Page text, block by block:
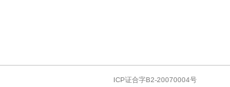
ICP证合字B2-20070004号